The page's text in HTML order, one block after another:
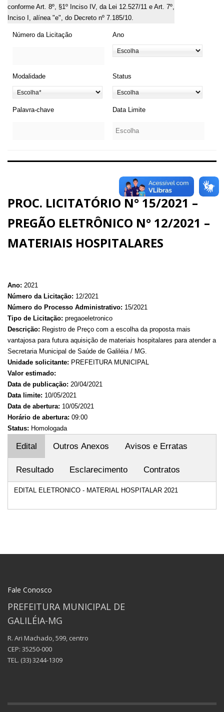
conforme Art. 8º, §1º Inciso IV, da Lei 12.527/11 e Art. 7º,
Inciso I, alínea "e", do Decreto nº 7.185/10.
Número da Licitação Ano
Modalidade Status
Palavra-chave Data Limite
PROC. LICITATÓRIO N° 15/2021 –
PREGÃO ELETRÔNICO N° 12/2021 –
MATERIAIS HOSPITALARES
Ano: 2021
Número da Licitação: 12/2021
Número do Processo Administrativo: 15/2021
Tipo de Licitação: pregaoeletronico
Descrição: Registro de Preço com a escolha da proposta mais
vantajosa para futura aquisição de materiais hospitalares para atender a
Secretaria Municipal de Saúde de Galiléia / MG.
Unidade solicitante: PREFEITURA MUNICIPAL
Valor estimado:
Data de publicação: 20/04/2021
Data limite: 10/05/2021
Data de abertura: 10/05/2021
Horário de abertura: 09:00
Status: Homologada
Edital Outros Anexos Avisos e Erratas
Resultado Esclarecimento Contratos
EDITAL ELETRONICO - MATERIAL HOSPITALAR 2021
Fale Conosco
PREFEITURA MUNICIPAL DE
GALILÉIA-MG
R. Ari Machado, 599, centro
CEP: 35250-000
TEL. (33) 3244-1309